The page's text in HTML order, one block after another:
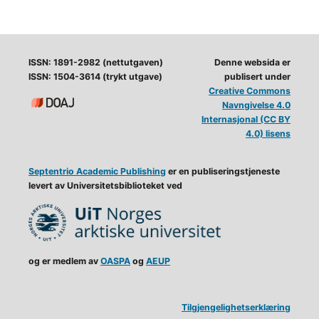
ISSN: 1891-2982 (nettutgaven)
ISSN: 1504-3614 (trykt utgave)
Septentrio Academic Publishing er en publiseringstjeneste
levert av Universitetsbiblioteket ved
og er medlem av OASPAog AEUP
Denne websida er
publisert under
Creative Commons
Navngivelse 4.0
Internasjonal (CC BY
4.0) lisens
Tilgjengelighetserklæring